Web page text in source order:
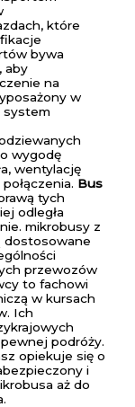
które
bywa
aby
na
w
system
wygodę
wentylację
Bus
tych
odległa
mikrobusy z
dostosowane
przewozów
to fachowi
w kursach
Ich
podróży.
opiekuje się o
i
aż do